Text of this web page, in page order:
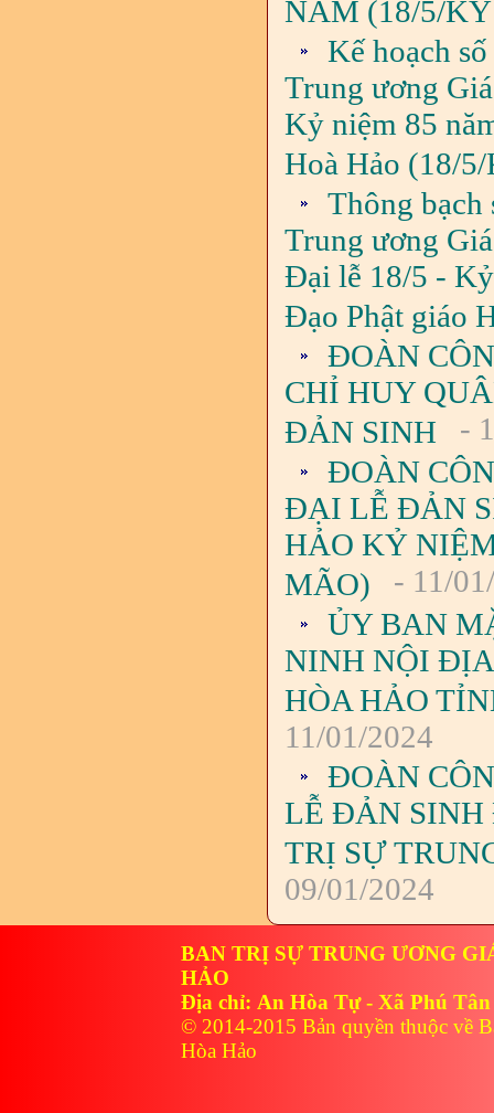
NĂM (18/5/
Kế hoạch
Trung ương
Kỷ niệm 85
Hoà Hảo (18/
Thông bạch
Trung ương
Đại lễ 18/5 -
Đạo Phật giáo
ĐOÀN
CHỈ HUY
ĐẢN SINH
-
ĐOÀN
ĐẠI LỄ ĐẢN
HẢO KỶ
MÃO)
- 11/
ỦY BAN
NINH NỘI
HÒA HẢO
11/01/2024
ĐOÀN
LỄ ĐẢN SINH
TRỊ SỰ
09/01/2024
BAN TRỊ SỰ TRUNG ƯƠNG
HẢO
Địa chỉ: An Hòa Tự - Xã Phú
© 2014-2015 Bản quyền thuộc về
Hòa Hảo